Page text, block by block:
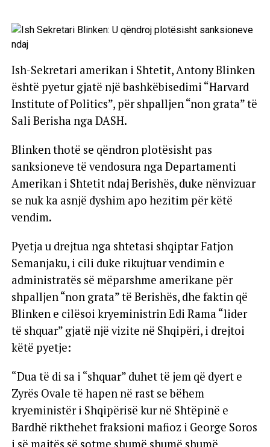
Ish-Sekretari amerikan i Shtetit, Antony Blinken
është pyetur gjatë një bashkëbisedimi “Harvard
Institute of Politics”, për shpalljen “non grata” të
Sali Berisha nga DASH.
Blinken thotë se qëndron plotësisht pas
sanksioneve të vendosura nga Departamenti
Amerikan i Shtetit ndaj Berishës, duke nënvizuar
se nuk ka asnjë dyshim apo hezitim për këtë
vendim.
Pyetja u drejtua nga shtetasi shqiptar Fatjon
Semanjaku, i cili duke rikujtuar vendimin e
administratës së mëparshme amerikane për
shpalljen “non grata” të Berishës, dhe faktin që
Blinken e cilësoi kryeministrin Edi Rama “lider
të shquar” gjatë një vizite në Shqipëri, i drejtoi
këtë pyetje:
“Dua të di sa i “shquar” duhet të jem që dyert e
Zyrës Ovale të hapen në rast se bëhem
kryeministër i Shqipërisë kur në Shtëpinë e
Bardhë rikthehet fraksioni mafioz i George Soros
i së majtës së sotme shumë shumë shumë